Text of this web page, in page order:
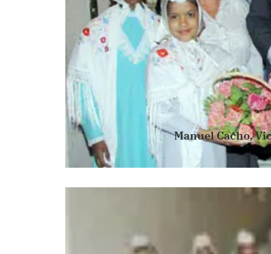
Manuel Cacho,